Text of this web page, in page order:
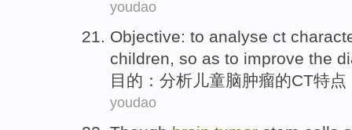
youdao
Objective: to analyse ct
children, so as to improve the
目的 ： 分析 儿童脑肿瘤的CT特点
youdao